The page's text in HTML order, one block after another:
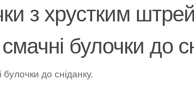
з хрустким
булочки до
до сніданку.